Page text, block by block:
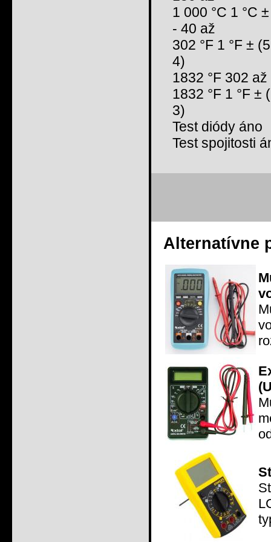
1 000 °C 1 °C
- 40 až
302 °F 1 °F ±
4)
1832 °F 302 až
1832 °F 1 °F ±
3)
Test diódy áno
Test spojitosti
Alternatívne